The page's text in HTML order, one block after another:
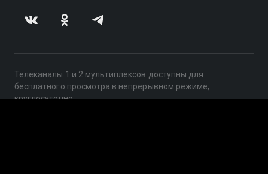
Телеканалы 1 и 2 мультиплексов доступны для
бесплатного просмотра в непрерывном режиме,
круглосуточно.